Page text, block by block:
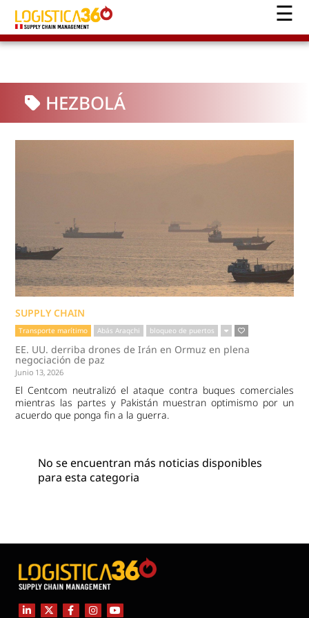
HEZBOLÁ
SUPPLY CHAIN
Transporte marítimo Abás Araqchi bloqueo de puertos
EE. UU. derriba drones de Irán en Ormuz en plena
negociación de paz
Junio 13, 2026
El Centcom neutralizó el ataque contra buques comerciales
mientras las partes y Pakistán muestran optimismo por un
acuerdo que ponga fin a la guerra.
No se encuentran más noticias disponibles
para esta categoria